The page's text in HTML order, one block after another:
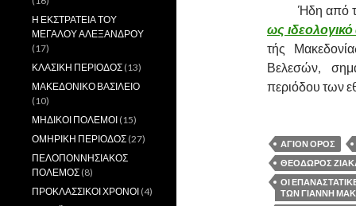
Ήδη από
ως
τής
Βελεσών,
περιόδου των
ΑΓΙΟΝ ΟΡΟΣ
ΘΕΟΔΩΡΟΣ
ΟΙ
ΤΩΝ ΓΙΑΝΝΗ
Η ΕΚΣΤΡΑΤΕΙΑ ΤΟΥ
ΜΕΓΑΛΟΥ ΑΛΕΞΑΝΔΡΟΥ
(17)
ΚΛΑΣΙΚΗ ΠΕΡΙΟΔΟΣ (13)
ΜΑΚΕΔΟΝΙΚΟ ΒΑΣΙΛΕΙΟ
(10)
ΜΗΔΙΚΟΙ ΠΟΛΕΜΟΙ (15)
ΟΜΗΡΙΚΗ ΠΕΡΙΟΔΟΣ (27)
ΠΕΛΟΠΟΝΝΗΣΙΑΚΟΣ
ΠΟΛΕΜΟΣ (8)
ΠΡΟΚΛΑΣΣΙΚΟΙ ΧΡΟΝΟΙ (4)